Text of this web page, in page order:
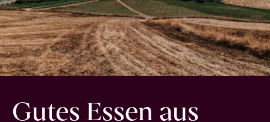
Gutes Essen aus